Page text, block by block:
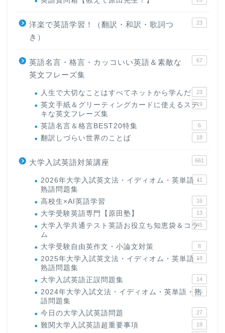
洋楽で英語学習！（翻訳・和訳・歌詞つ
き）
23
英語名言・格言・カッコいい英語＆素敵な
英文フレーズ集
67
人生で大切なことはすべてネットから学んだ 23
英文手紙＆グリーティングカードに使えるステ
キな英文フレーズ集
19
英語名言＆格言BEST20特集 6
翻訳しづらい世界のことば 18
大学入試英語対策講座 661
2026年大学入試英文法・イディオム・英単語・
熟語問題集
11
高校生×AI英語学習 16
大学受験英語専門【原田塾】 13
大学入学共通テスト英語お役立ち知恵袋＆コラ
ム
45
大学受験自由英作文・小論文対策 8
2025年大学入試英文法・イディオム・英単語・
熟語問題集
18
大学入試英語正誤問題集 14
2024年大学入試文法・イディオム・英単語・熟
語問題集
15
今日の大学入試英語問題 27
難関大学入試英語超重要事項 19